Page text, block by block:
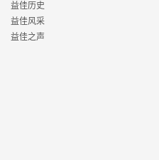
益佳历史
益佳风采
益佳之声